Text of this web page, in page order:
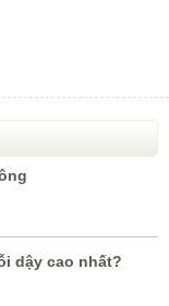
dậy cao nhất?